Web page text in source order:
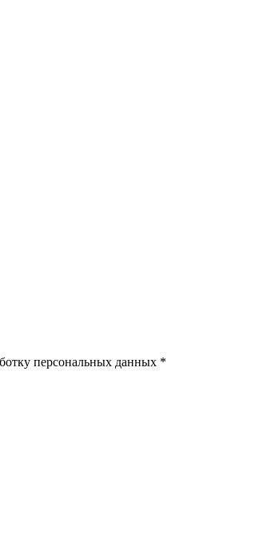
персональных данных *